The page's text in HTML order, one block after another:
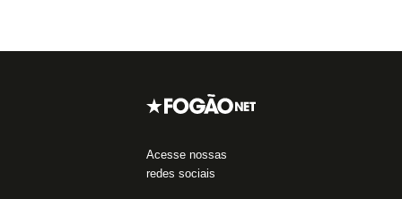
Acesse nossas
redes sociais